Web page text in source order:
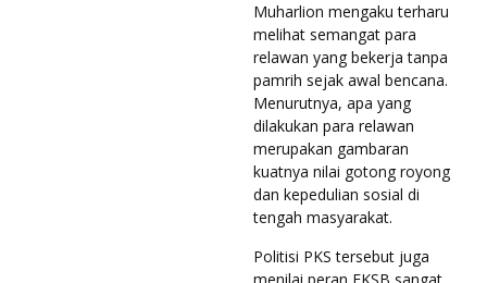
Muharlion mengaku terharu
melihat semangat para
relawan yang bekerja tanpa
pamrih sejak awal bencana.
Menurutnya, apa yang
dilakukan para relawan
merupakan gambaran
kuatnya nilai gotong royong
dan kepedulian sosial di
tengah masyarakat.
Politisi PKS tersebut juga